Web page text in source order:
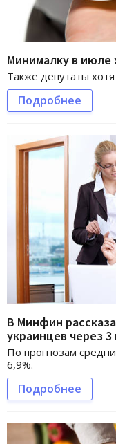
Минималку в июле
Также депутаты
Подробнее
В Минфин
украинцев через 3
По прогнозам
6,9%.
Подробнее